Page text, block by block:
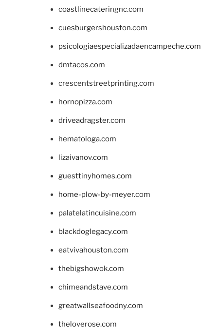
coastlinecateringnc.com
cuesburgershouston.com
psicologiaespecializadaencampeche.com
dmtacos.com
crescentstreetprinting.com
hornopizza.com
driveadragster.com
hematologa.com
lizaivanov.com
guesttinyhomes.com
home-plow-by-meyer.com
palatelatincuisine.com
blackdoglegacy.com
eatvivahouston.com
thebigshowok.com
chimeandstave.com
greatwallseafoodny.com
theloverose.com